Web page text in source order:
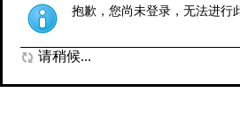
抱歉，您尚未登录，无法进行
请稍候...